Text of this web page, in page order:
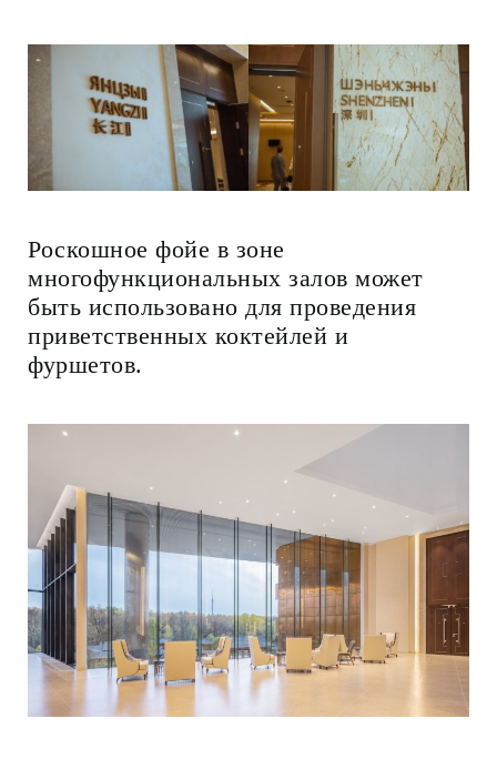
Роскошное фойе в зоне
многофункциональных залов может
быть использовано для проведения
приветственных коктейлей и
фуршетов.